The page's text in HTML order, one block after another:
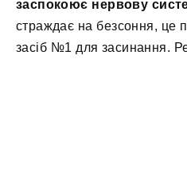
заспокоює нервову
страждає на безсоння, це
засіб №1 для засинання.